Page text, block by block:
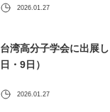
2026.01.27
台湾高分子学会に出展
日・9日）
2026.01.27